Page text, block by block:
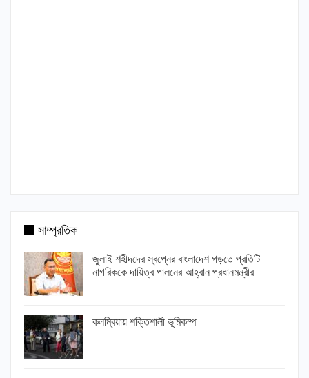
সাম্প্রতিক
জুলাই শহীদদের স্বপ্নের বাংলাদেশ গড়তে প্রতিটি
নাগরিককে দায়িত্ব পালনের আহ্বান প্রধানমন্ত্রীর
কলম্বিয়ায় শক্তিশালী ভূমিকম্প